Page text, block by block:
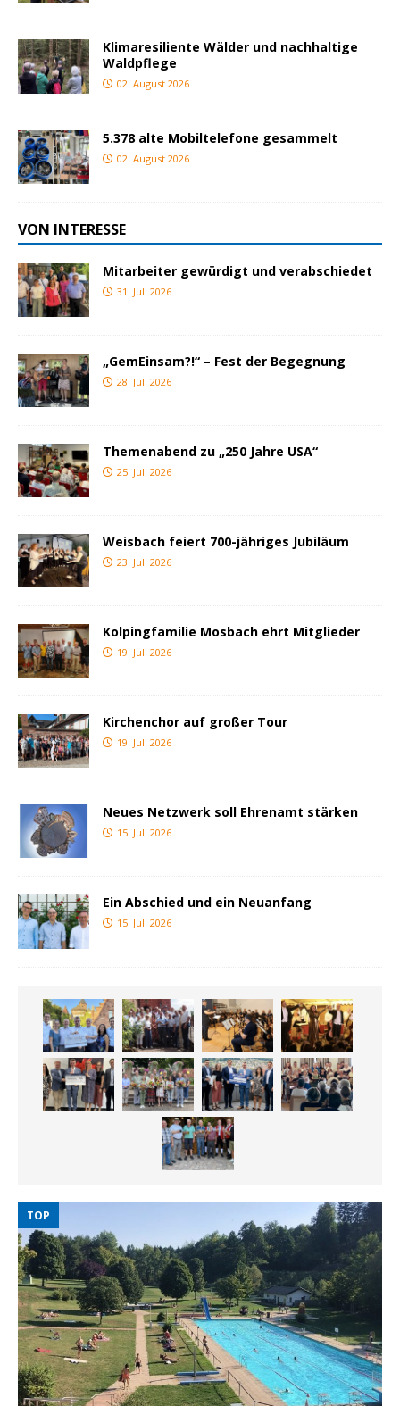
Klimaresiliente Wälder und nachhaltige
Waldpflege
02. August 2026
5.378 alte Mobiltelefone gesammelt
02. August 2026
VON INTERESSE
Mitarbeiter gewürdigt und verabschiedet
31. Juli 2026
„GemEinsam?!“ – Fest der Begegnung
28. Juli 2026
Themenabend zu „250 Jahre USA“
25. Juli 2026
Weisbach feiert 700-jähriges Jubiläum
23. Juli 2026
Kolpingfamilie Mosbach ehrt Mitglieder
19. Juli 2026
Kirchenchor auf großer Tour
19. Juli 2026
Neues Netzwerk soll Ehrenamt stärken
15. Juli 2026
Ein Abschied und ein Neuanfang
15. Juli 2026
TOP